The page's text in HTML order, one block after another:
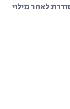
לאחר מילוי